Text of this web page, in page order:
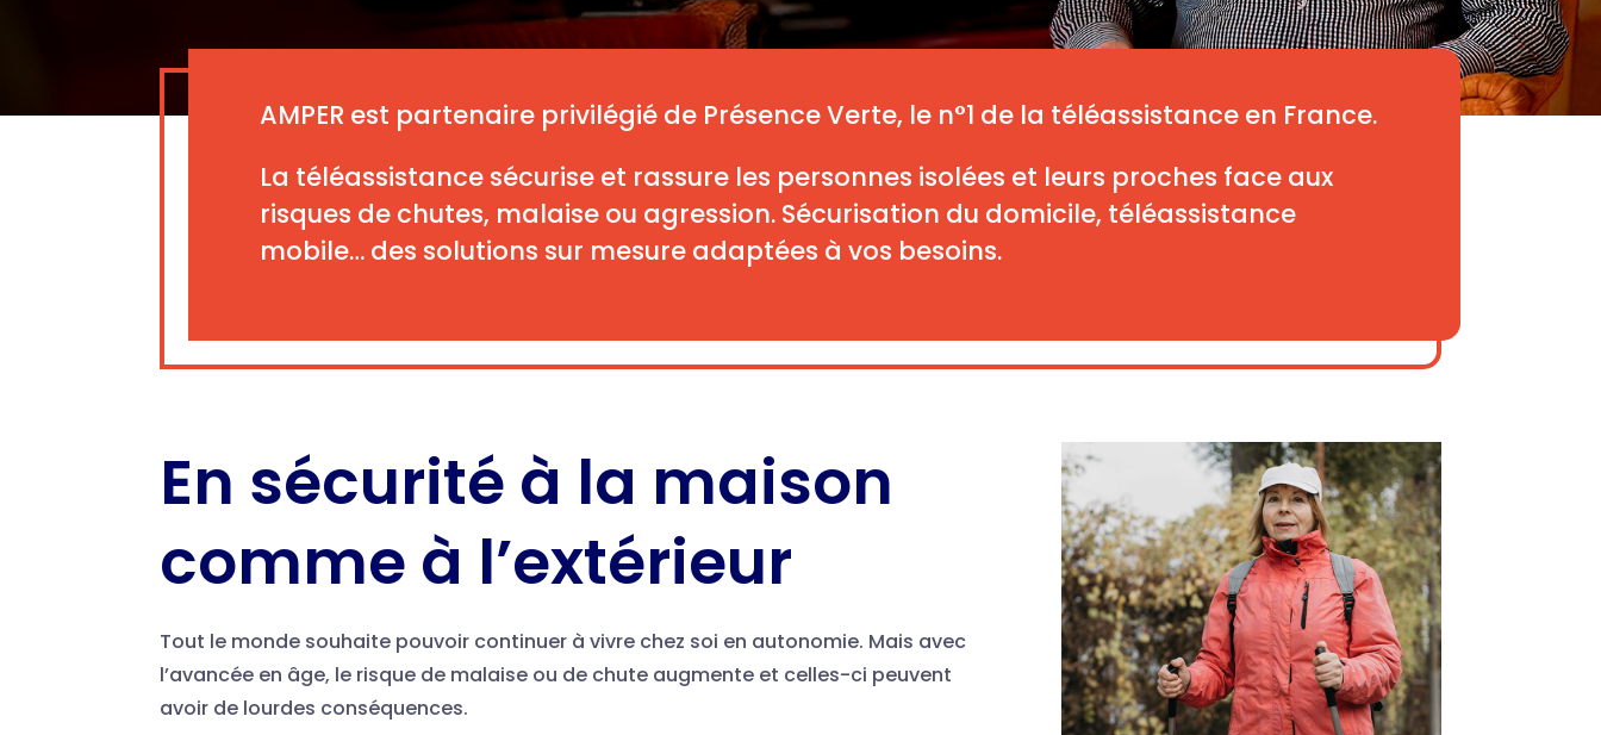
AMPER est partenaire privilégié de Présence Verte, le n°1 de la téléassistance en France.
La téléassistance sécurise et rassure les personnes isolées et leurs proches face aux
risques de chutes, malaise ou agression. Sécurisation du domicile, téléassistance
mobile… des solutions sur mesure adaptées à vos besoins.
En sécurité à la maison
comme à l’extérieur
Tout le monde souhaite pouvoir continuer à vivre chez soi en autonomie. Mais avec
l’avancée en âge, le risque de malaise ou de chute augmente et celles-ci peuvent
avoir de lourdes conséquences.